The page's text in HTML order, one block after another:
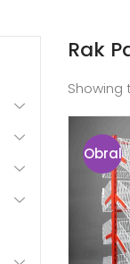
Rak
Showing
Obral
!